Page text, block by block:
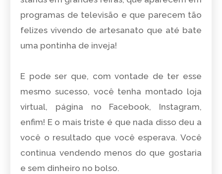
programas de televisão e que parecem tão
felizes vivendo de artesanato que até bate
uma pontinha de inveja!
E pode ser que, com vontade de ter esse
mesmo sucesso, você tenha montado loja
virtual, página no Facebook, Instagram,
enfim! E o mais triste é que nada disso deu a
você o resultado que você esperava. Você
continua vendendo menos do que gostaria
e sem dinheiro no bolso.